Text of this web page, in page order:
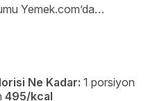
Yemek.com’da
iş değil, büyük bir
Ne Kadar: 1 porsiyon
495/kcal